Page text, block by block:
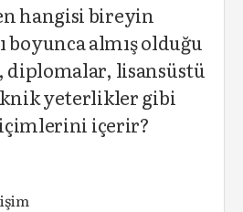
hangisi bireyin
boyunca almış olduğu
diplomalar, lisansüstü
yeterlikler gibi
içerir?